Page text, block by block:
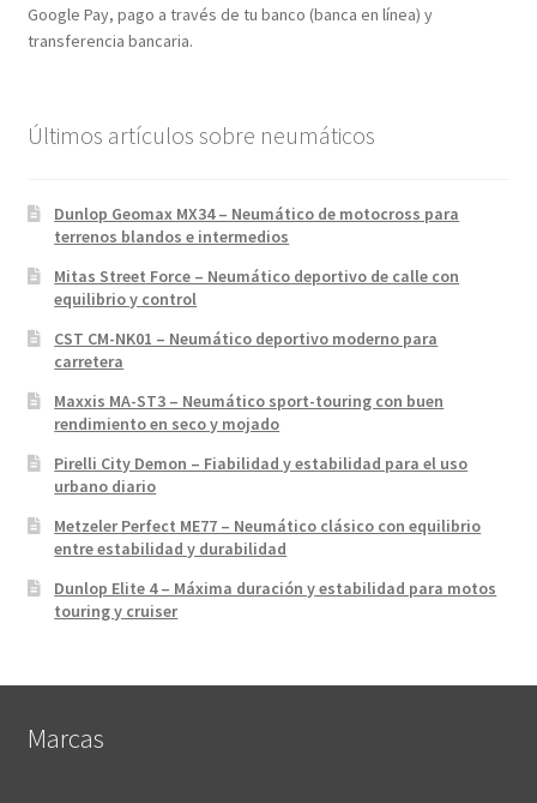
Google Pay, pago a través de tu banco (banca en línea) y
transferencia bancaria.
Últimos artículos sobre neumáticos
Dunlop Geomax MX34 – Neumático de motocross para
terrenos blandos e intermedios
Mitas Street Force – Neumático deportivo de calle con
equilibrio y control
CST CM-NK01 – Neumático deportivo moderno para
carretera
Maxxis MA-ST3 – Neumático sport-touring con buen
rendimiento en seco y mojado
Pirelli City Demon – Fiabilidad y estabilidad para el uso
urbano diario
Metzeler Perfect ME77 – Neumático clásico con equilibrio
entre estabilidad y durabilidad
Dunlop Elite 4 – Máxima duración y estabilidad para motos
touring y cruiser
Marcas